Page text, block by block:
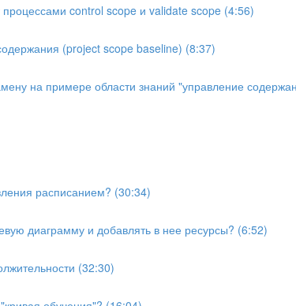
control scope и validate scope (4:56)
(project scope baseline) (8:37)
на примере области знаний "управление
расписанием? (30:34)
диаграмму и добавлять в нее ресурсы? (6:52)
(32:30)